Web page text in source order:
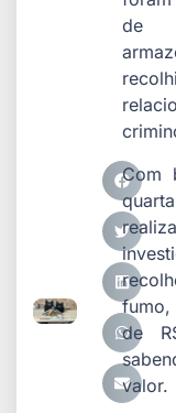
de
Com
de
valor.